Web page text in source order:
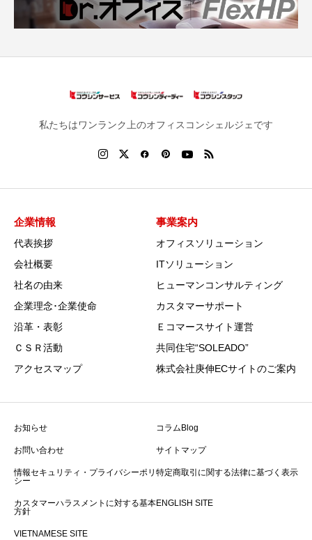
私たちはワンランク上のオフィスコンシェルジェです
企業情報
代表挨拶
会社概要
社名の由来
企業理念･企業使命
沿革・表彰
ＣＳＲ活動
アクセスマップ
事業案内
オフィスソリューション
ITソリューション
ヒューマンコンサルティング
カスタマーサポート
Ｅコマースサイト運営
共同住宅“SOLEADO”
株式会社庚伸ECサイトのご案内
お知らせ コラムBlog
お問い合わせ サイトマップ
情報セキュリティ・プライバシーポリ
シー
特定商取引に関する法律に基づく表示
カスタマーハラスメントに対する基本
方針
ENGLISH SITE
VIETNAMESE SITE